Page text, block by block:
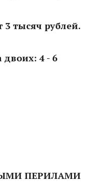
3 тысяч рублей.
4 - 6
ПЕРИЛАМИ